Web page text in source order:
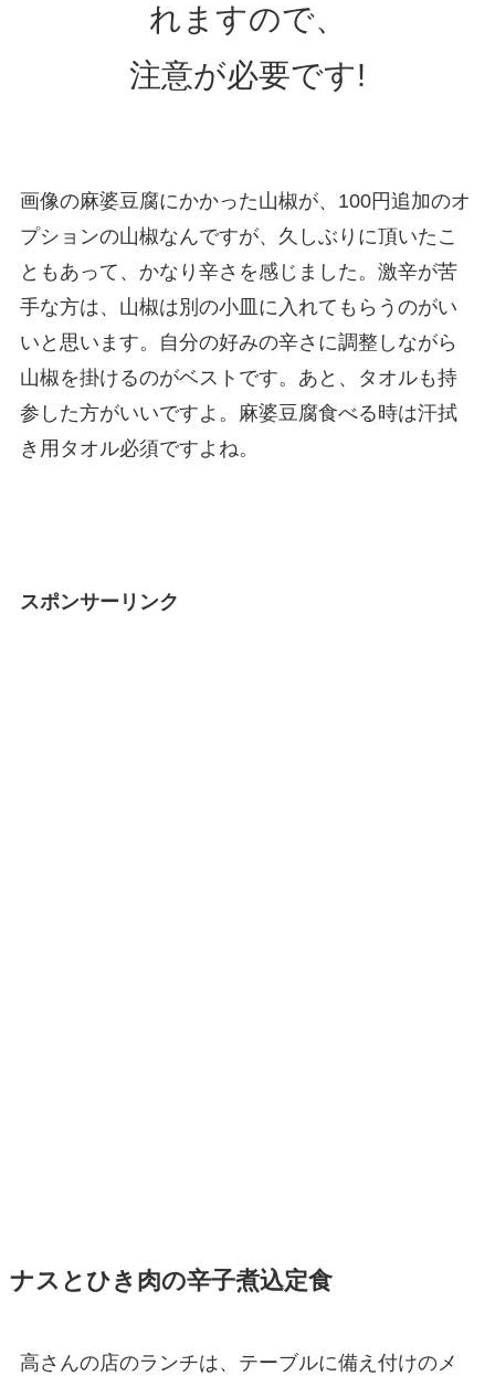
れますので、
注意が必要です!
画像の麻婆豆腐にかかった山椒が、100円追加のオ
プションの山椒なんですが、久しぶりに頂いたこ
ともあって、かなり辛さを感じました。激辛が苦
手な方は、山椒は別の小皿に入れてもらうのがい
いと思います。自分の好みの辛さに調整しながら
山椒を掛けるのがベストです。あと、タオルも持
参した方がいいですよ。麻婆豆腐食べる時は汗拭
き用タオル必須ですよね。
スポンサーリンク
ナスとひき肉の辛子煮込定食
高さんの店のランチは、テーブルに備え付けのメ